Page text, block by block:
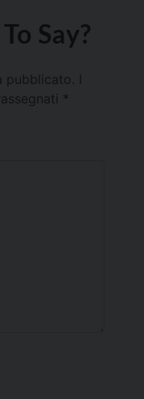
Say?
pubblicato.
*